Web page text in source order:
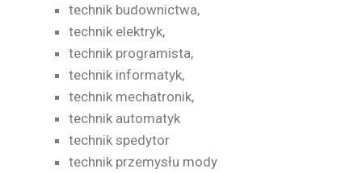
technik budownictwa,
technik elektryk,
technik programista,
technik informatyk,
technik mechatronik,
technik automatyk
technik spedytor
technik przemysłu mody